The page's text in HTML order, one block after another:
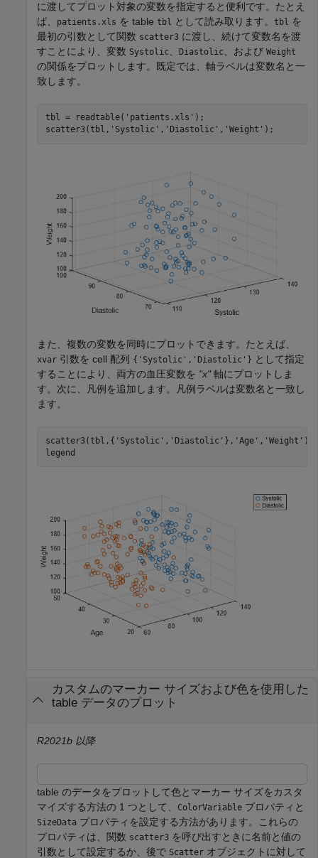
に渡してプロット対象の変数を指定すると便利です。たとえ
ば、
patients.xls を table tbl として読み取ります。 tbl を
最初の引数として関数 scatter3 に渡し、続けて変数名を渡
すことにより、変数 Systolic Diastolic 、および Weight
の関係をプロットします。既定では、軸ラベルは変数名と一
致します。
tbl = readtable( 'patients.xls' );
scatter3(tbl, 'Systolic' , 'Diastolic' , 'Weight' );
また、複数の変数を同時にプロットできます。たとえば、
xvar 引数を cell 配列 {'Systolic','Diastolic'} として指定
することにより、両方の血圧変数を "x"軸にプロットしま
す。次に、凡例を追加します。凡例ラベルは変数名と一致し
ます。
scatter3(tbl,{ 'Systolic' , 'Diastolic' }, 'Age' , 'Weight' );
legend
カスタムのマーカー サイズおよび色を使用した
table データのプロット
R2021b 以降
table のデータをプロットして色とマーカー サイズをカスタ
マイズする方法の 1 つとして、
ColorVariable プロパティと
SizeData プロパティを設定する方法があります。これらの
プロパティは、関数 scatter3 を呼び出すときに名前と値の
引数として設定するか、後で Scatter オブジェクトに対して